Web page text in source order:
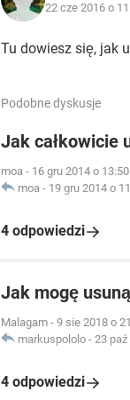
22 cze 2016 o
Tu dowiesz się, jak
Podobne dyskusje
Jak całkowicie
moa - 16 gru 2014 o 13:50
moa - 19 gru 2014 o
4 odpowiedzi
Jak mogę
Malagam - 9 sie 2018 o
markuspololo - 23
4 odpowiedzi